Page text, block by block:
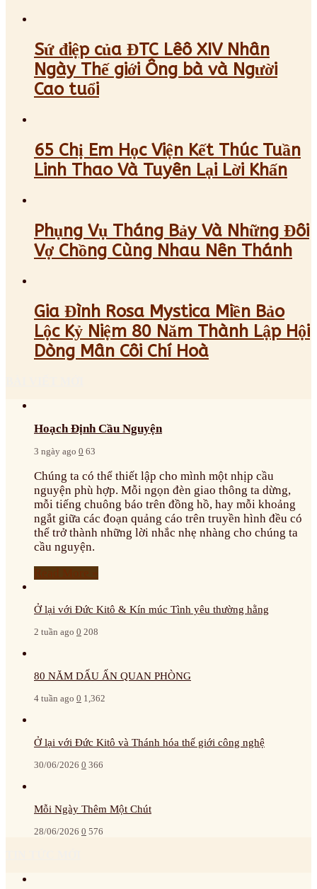
Sứ điệp của ĐTC Lêô XIV Nhân
Ngày Thế giới Ông bà và Người
Cao tuổi
65 Chị Em Học Viện Kết Thúc Tuần
Linh Thao Và Tuyên Lại Lời Khấn
Phụng Vụ Tháng Bảy Và Những Đôi
Vợ Chồng Cùng Nhau Nên Thánh
Gia Đình Rosa Mystica Miền Bảo
Lộc Kỷ Niệm 80 Năm Thành Lập Hội
Dòng Mân Côi Chí Hoà
Hoạch Định Cầu Nguyện
3 ngày ago 0 63
Chúng ta có thể thiết lập cho mình một nhịp cầu
nguyện phù hợp. Mỗi ngọn đèn giao thông ta dừng,
mỗi tiếng chuông báo trên đồng hồ, hay mỗi khoảng
ngắt giữa các đoạn quảng cáo trên truyền hình đều có
thể trở thành những lời nhắc nhẹ nhàng cho chúng ta
cầu nguyện.
Read More »
Ở lại với Đức Kitô & Kín múc Tình yêu thường hằng
2 tuần ago 0 208
80 NĂM DẤU ẤN QUAN PHÒNG
4 tuần ago 0 1,362
Ở lại với Đức Kitô và Thánh hóa thế giới công nghệ
30/06/2026 0 366
Mỗi Ngày Thêm Một Chút
28/06/2026 0 576